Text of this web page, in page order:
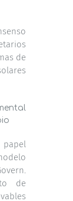
de
de